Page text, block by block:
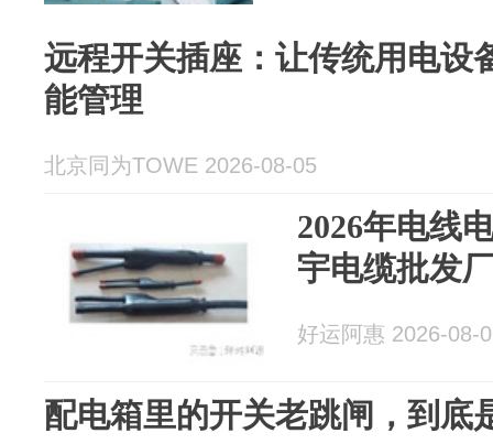
远程开关插座：让传统用电设
能管理
北京同为TOWE 2026-08-05
2026年电线
宇电缆批发
好运阿惠 2026-08-
配电箱里的开关老跳闸，到底